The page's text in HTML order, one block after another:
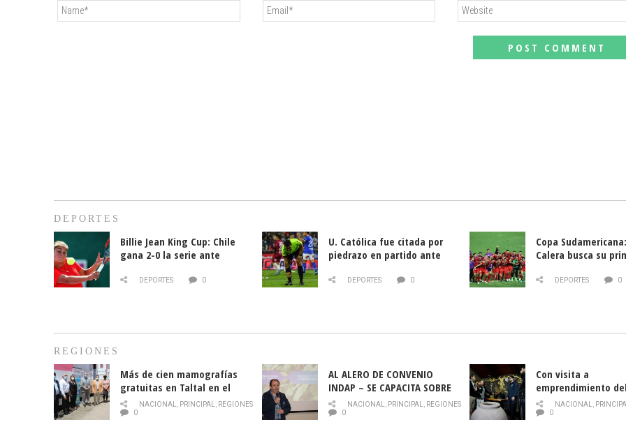
DEPORTES
Billie Jean King Cup: Chile
gana 2-0 la serie ante
DEPORTES 0
U. Católica fue citada por
piedrazo en partido ante
DEPORTES 0
Copa
Calera busca su
DEPORTES 0
REGIONES
Más de cien mamografías
gratuitas en Taltal en el
mes de la prevención del
cáncer de mama
NACIONAL, PRINCIPAL, REGIONES
0
AL ALERO DE CONVENIO
INDAP – SE CAPACITA SOBRE
PLAGA DROSOPHILA SUZUKII
NACIONAL, PRINCIPAL, REGIONES
0
Con visita a
emprendimiento
y llamado al
historia campesina
NACIONAL,
0